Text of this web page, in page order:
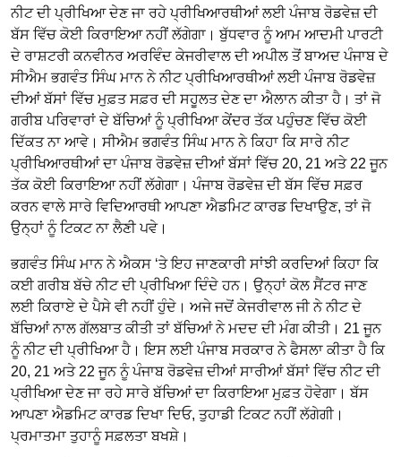
ਨੀਟ ਦੀ ਪ੍ਰੀਖਿਆ ਦੇਣ ਜਾ ਰਹੇ ਪ੍ਰੀਖਿਆਰਥੀਆਂ ਲਈ ਪੰਜਾਬ ਰੋਡਵੇਜ਼ ਦੀ
ਬੱਸ ਵਿੱਚ ਕੋਈ ਕਿਰਾਇਆ ਨਹੀਂ ਲੱਗੇਗਾ। ਬੁੱਧਵਾਰ ਨੂੰ ਆਮ ਆਦਮੀ ਪਾਰਟੀ
ਦੇ ਰਾਸ਼ਟਰੀ ਕਨਵੀਨਰ ਅਰਵਿੰਦ ਕੇਜਰੀਵਾਲ ਦੀ ਅਪੀਲ ਤੋਂ ਬਾਅਦ ਪੰਜਾਬ ਦੇ
ਸੀਐਮ ਭਗਵੰਤ ਸਿੰਘ ਮਾਨ ਨੇ ਨੀਟ ਪ੍ਰੀਖਿਆਰਥੀਆਂ ਲਈ ਪੰਜਾਬ ਰੋਡਵੇਜ਼
ਦੀਆਂ ਬੱਸਾਂ ਵਿੱਚ ਮੁਫ਼ਤ ਸਫ਼ਰ ਦੀ ਸਹੂਲਤ ਦੇਣ ਦਾ ਐਲਾਨ ਕੀਤਾ ਹੈ। ਤਾਂ ਜੋ
ਗਰੀਬ ਪਰਿਵਾਰਾਂ ਦੇ ਬੱਚਿਆਂ ਨੂੰ ਪ੍ਰੀਖਿਆ ਕੇਂਦਰ ਤੱਕ ਪਹੁੰਚਣ ਵਿੱਚ ਕੋਈ
ਦਿੱਕਤ ਨਾ ਆਵੇ। ਸੀਐਮ ਭਗਵੰਤ ਸਿੰਘ ਮਾਨ ਨੇ ਕਿਹਾ ਕਿ ਸਾਰੇ ਨੀਟ
ਪ੍ਰੀਖਿਆਰਥੀਆਂ ਦਾ ਪੰਜਾਬ ਰੋਡਵੇਜ਼ ਦੀਆਂ ਬੱਸਾਂ ਵਿੱਚ 20, 21 ਅਤੇ 22 ਜੂਨ
ਤੱਕ ਕੋਈ ਕਿਰਾਇਆ ਨਹੀਂ ਲੱਗੇਗਾ। ਪੰਜਾਬ ਰੋਡਵੇਜ਼ ਦੀ ਬੱਸ ਵਿੱਚ ਸਫ਼ਰ
ਕਰਨ ਵਾਲੇ ਸਾਰੇ ਵਿਦਿਆਰਥੀ ਆਪਣਾ ਐਡਮਿਟ ਕਾਰਡ ਦਿਖਾਉਣ, ਤਾਂ ਜੋ
ਉਨ੍ਹਾਂ ਨੂੰ ਟਿਕਟ ਨਾ ਲੈਣੀ ਪਵੇ।
ਭਗਵੰਤ ਸਿੰਘ ਮਾਨ ਨੇ ਐਕਸ ‘ਤੇ ਇਹ ਜਾਣਕਾਰੀ ਸਾਂਝੀ ਕਰਦਿਆਂ ਕਿਹਾ ਕਿ
ਕਈ ਗਰੀਬ ਬੱਚੇ ਨੀਟ ਦੀ ਪ੍ਰੀਖਿਆ ਦਿੰਦੇ ਹਨ। ਉਨ੍ਹਾਂ ਕੋਲ ਸੈਂਟਰ ਜਾਣ
ਲਈ ਕਿਰਾਏ ਦੇ ਪੈਸੇ ਵੀ ਨਹੀਂ ਹੁੰਦੇ। ਅਜੇ ਜਦੋਂ ਕੇਜਰੀਵਾਲ ਜੀ ਨੇ ਨੀਟ ਦੇ
ਬੱਚਿਆਂ ਨਾਲ ਗੱਲਬਾਤ ਕੀਤੀ ਤਾਂ ਬੱਚਿਆਂ ਨੇ ਮਦਦ ਦੀ ਮੰਗ ਕੀਤੀ। 21 ਜੂਨ
ਨੂੰ ਨੀਟ ਦੀ ਪ੍ਰੀਖਿਆ ਹੈ। ਇਸ ਲਈ ਪੰਜਾਬ ਸਰਕਾਰ ਨੇ ਫੈਸਲਾ ਕੀਤਾ ਹੈ ਕਿ
20, 21 ਅਤੇ 22 ਜੂਨ ਨੂੰ ਪੰਜਾਬ ਰੋਡਵੇਜ਼ ਦੀਆਂ ਸਾਰੀਆਂ ਬੱਸਾਂ ਵਿੱਚ ਨੀਟ ਦੀ
ਪ੍ਰੀਖਿਆ ਦੇਣ ਜਾ ਰਹੇ ਸਾਰੇ ਬੱਚਿਆਂ ਦਾ ਕਿਰਾਇਆ ਮੁਫ਼ਤ ਹੋਵੇਗਾ। ਬੱਸ
ਆਪਣਾ ਐਡਮਿਟ ਕਾਰਡ ਦਿਖਾ ਦਿਓ, ਤੁਹਾਡੀ ਟਿਕਟ ਨਹੀਂ ਲੱਗੇਗੀ।
ਪ੍ਰਮਾਤਮਾ ਤੁਹਾਨੂੰ ਸਫ਼ਲਤਾ ਬਖਸ਼ੇ।